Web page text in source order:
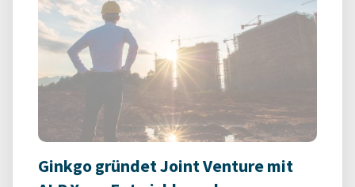
Ginkgo gründet Joint Venture mit